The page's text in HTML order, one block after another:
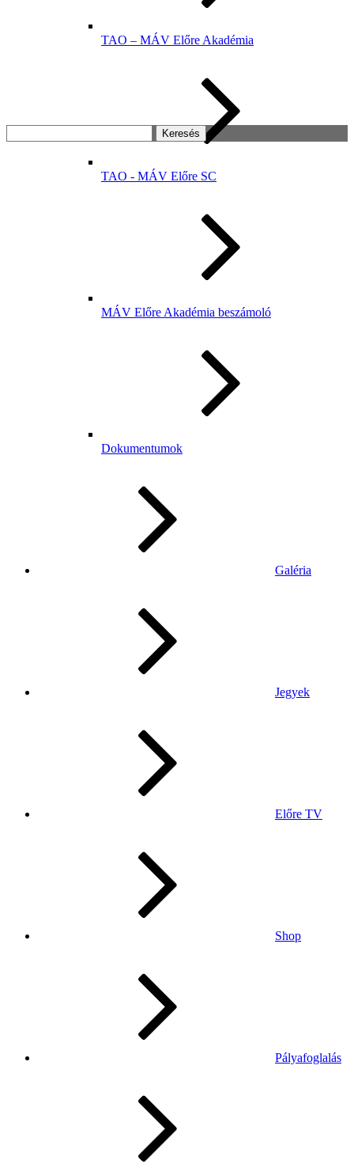
TAO – MÁV Előre Akadémia
TAO - MÁV Előre SC
MÁV Előre Akadémia beszámoló
Dokumentumok
Galéria
Jegyek
Előre TV
Shop
Pályafoglalás